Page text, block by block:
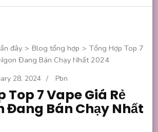
đây > Blog tổng hợp > Tổng Hợp Top 7
Đang Bán Chạy Nhất 2024
28, 2024 / Pbn
Top 7 Vape Giá Rẻ
Đang Bán Chạy Nhất